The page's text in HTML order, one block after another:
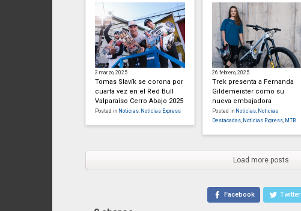
3 marzo, 2025
Tomas Slavík se corona por
cuarta vez en el Red Bull
Valparaíso Cerro Abajo 2025
Posted in Noticias, Noticias Express
26 febrero, 2025
Trek presenta a Fernanda
Gildemeister como su
nueva embajadora
Posted in Noticias, Noticias
Destacadas, Noticias Express, MTB
Load more posts
Facebook Twitter